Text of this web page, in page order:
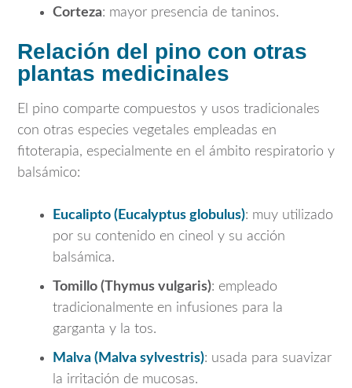
Corteza: mayor presencia de taninos.
Relación del pino con otras
plantas medicinales
El pino comparte compuestos y usos tradicionales
con otras especies vegetales empleadas en
fitoterapia, especialmente en el ámbito respiratorio y
balsámico:
Eucalipto ( Eucalyptus globulus): muy utilizado
por su contenido en cineol y su acción
balsámica.
Tomillo ( Thymus vulgaris): empleado
tradicionalmente en infusiones para la
garganta y la tos.
Malva ( Malva sylvestris): usada para suavizar
la irritación de mucosas.